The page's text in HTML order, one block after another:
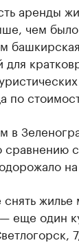
аренды
чем
по
в
сравнению
на
еще один